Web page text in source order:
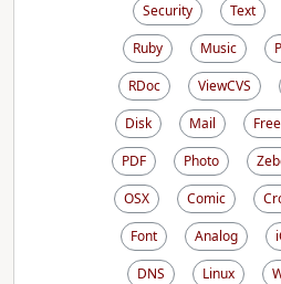
Security
Text
Ruby
Music
RDoc
ViewCVS
Disk
Mail
PDF
Photo
OSX
Comic
Font
Analog
DNS
Linux